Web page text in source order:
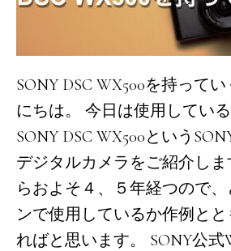
SONY DSC WX500を持って
にちは。 今日は使用してい
SONY DSC WX500という
デジタルカメラをご紹介し
らおよそ４、５年経つので
ンで使用しているか作例と
ればと思います。 SONY公式